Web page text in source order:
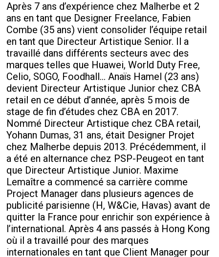
Après 7 ans d’expérience chez Malherbe et 2
ans en tant que Designer Freelance, Fabien
Combe (35 ans) vient consolider l’équipe retail
en tant que Directeur Artistique Senior. Il a
travaillé dans différents secteurs avec des
marques telles que Huawei, World Duty Free,
Celio, SOGO, Foodhall… Anaïs Hamel (23 ans)
devient Directeur Artistique Junior chez CBA
retail en ce début d’année, après 5 mois de
stage de fin d’études chez CBA en 2017.
Nommé Directeur Artistique chez CBA retail,
Yohann Dumas, 31 ans, était Designer Projet
chez Malherbe depuis 2013. Précédemment, il
a été en alternance chez PSP-Peugeot en tant
que Directeur Artistique Junior. Maxime
Lemaître a commencé sa carrière comme
Project Manager dans plusieurs agences de
publicité parisienne (H, W&Cie, Havas) avant de
quitter la France pour enrichir son expérience à
l’international. Après 4 ans passés à Hong Kong
où il a travaillé pour des marques
internationales en tant que Client Manager pour